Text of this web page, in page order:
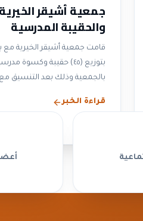
جمعية أشيقر
والحقيبة المدرسية
بتوزيع (٤٥) حقيبة وكسوة
بالجمعية وذلك بعد التنسيق مع
قراءة الخبر